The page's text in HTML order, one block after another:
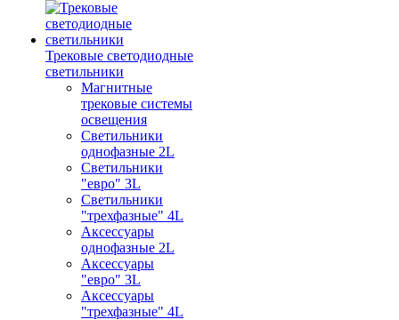
Трековые светодиодные
светильники
Магнитные
трековые системы
освещения
Светильники
однофазные 2L
Светильники
"евро" 3L
Светильники
"трехфазные" 4L
Аксессуары
однофазные 2L
Аксессуары
"евро" 3L
Аксессуары
"трехфазные" 4L